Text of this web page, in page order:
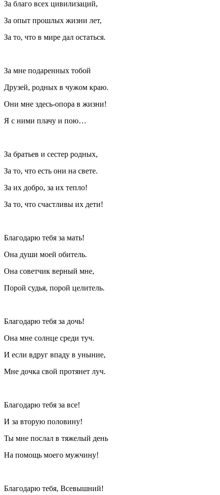
За благо всех цивилизаций,
За опыт прошлых жизни лет,
За то, что в мире дал остаться.
За мне подаренных тобой
Друзей, родных в чужом краю.
Они мне здесь-опора в жизни!
Я с ними плачу и пою…
За братьев и сестер родных,
За то, что есть они на свете.
За их добро, за их тепло!
За то, что счастливы их дети!
Благодарю тебя за мать!
Она души моей обитель.
Она советчик верный мне,
Порой судья, порой целитель.
Благодарю тебя за дочь!
Она мне солнце среди туч.
И если вдруг впаду в уныние,
Мне дочка свой протянет луч.
Благодарю тебя за все!
И за вторую половину!
Ты мне послал в тяжелый день
На помощь моего мужчину!
Благодарю тебя, Всевышний!